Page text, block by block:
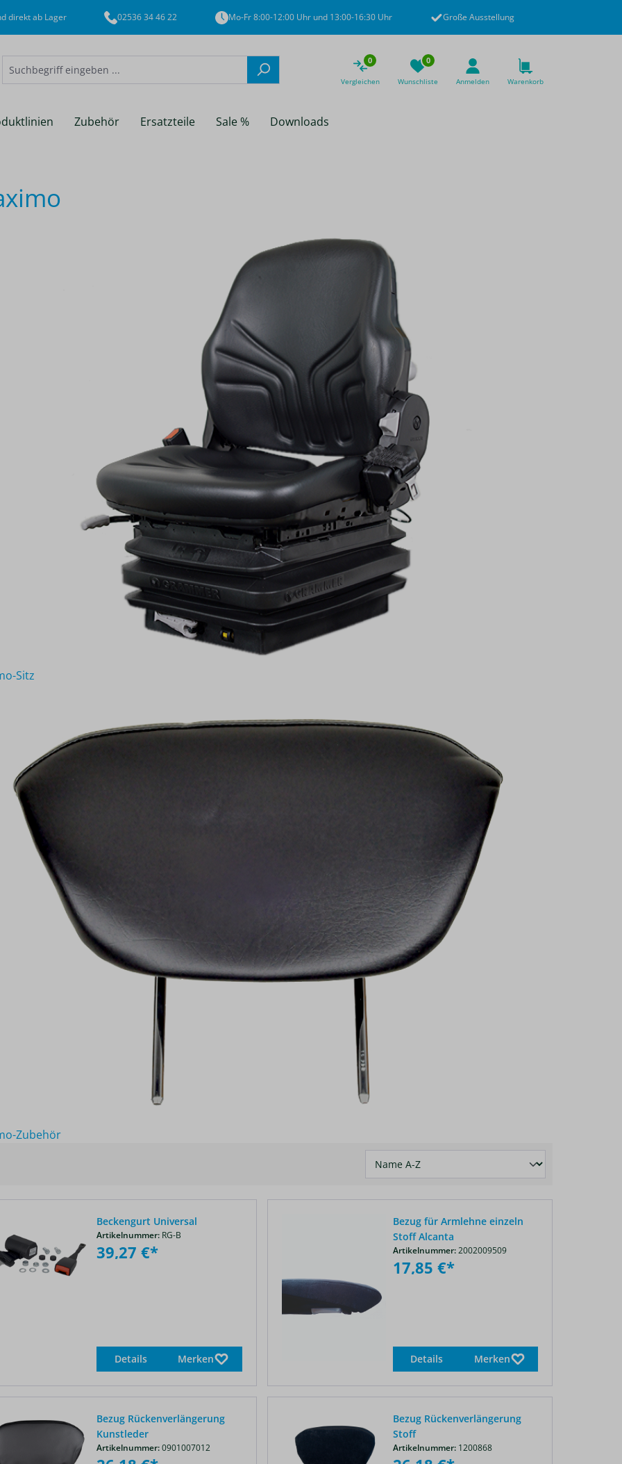
direkt ab Lager 02536 34 46 22 Mo-Fr 8:00-12:00 Uhr und 13:00-16:30 Uhr Große Ausstellung
0
Vergleichen
0
Wunschliste Anmelden Warenkorb
Zubehör Ersatzteile Sale % Downloads
Sitz
Zubehör
Beckengurt Universal
Artikelnummer: RG-B
39,27 €*
Details Merken
Bezug für Armlehne einzeln
Stoff Alcanta
Artikelnummer: 2002009509
17,85 €*
Details Merken
Bezug Rückenverlängerung
Kunstleder
Artikelnummer:0901007012
Bezug Rückenverlängerung
Stoff
Artikelnummer: 1200868